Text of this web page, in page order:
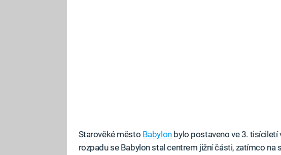
Starověké město Babylonbylo postaveno ve 3. tisíciletí
rozpadu se Babylon stal centrem jižní části, zatímco na